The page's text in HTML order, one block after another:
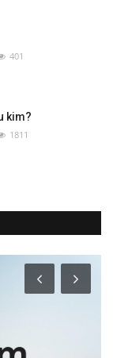
401
kim?
1811